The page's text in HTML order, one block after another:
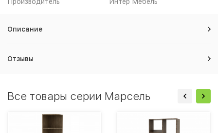
Описание
Отзывы
Все товары серии Марсель